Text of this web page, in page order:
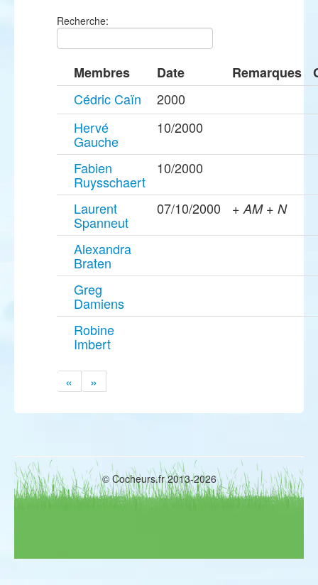
Recherche:
Membres Date Remarques
Cédric Caïn
2000
Hervé
Gauche
10/2000
Fabien
Ruysschaert
10/2000
Laurent
Spanneut
07/10/2000 + AM + N
Alexandra
Braten
Greg
Damiens
Robine
Imbert
« »
© Cocheurs.fr 2013-2026